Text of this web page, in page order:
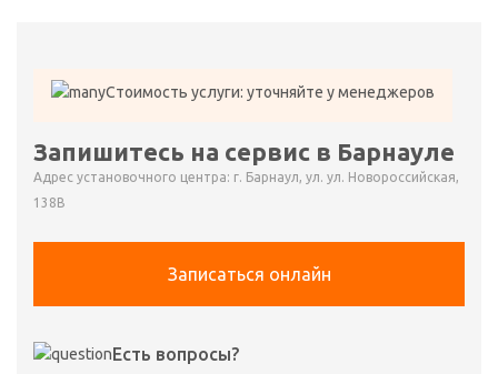
Стоимость услуги: уточняйте у менеджеров
Запишитесь на сервис в Барнауле
Адрес установочного центра: г. Барнаул, ул. ул. Новороссийская,
138В
Записаться онлайн
Есть вопросы?